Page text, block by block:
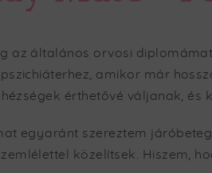
az általános orvosi
amikor már
érthetővé váljanak,
egyaránt szereztem
közelítsek. Hiszem,